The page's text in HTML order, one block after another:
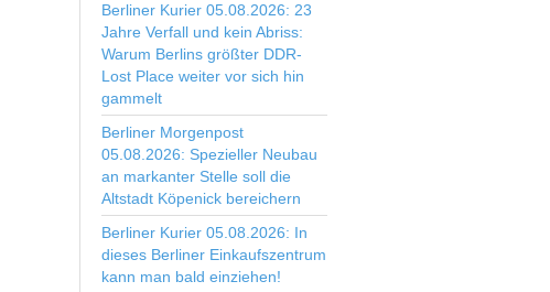
Berliner Kurier 05.08.2026: 23
Jahre Verfall und kein Abriss:
Warum Berlins größter DDR-
Lost Place weiter vor sich hin
gammelt
Berliner Morgenpost
05.08.2026: Spezieller Neubau
an markanter Stelle soll die
Altstadt Köpenick bereichern
Berliner Kurier 05.08.2026: In
dieses Berliner Einkaufszentrum
kann man bald einziehen!